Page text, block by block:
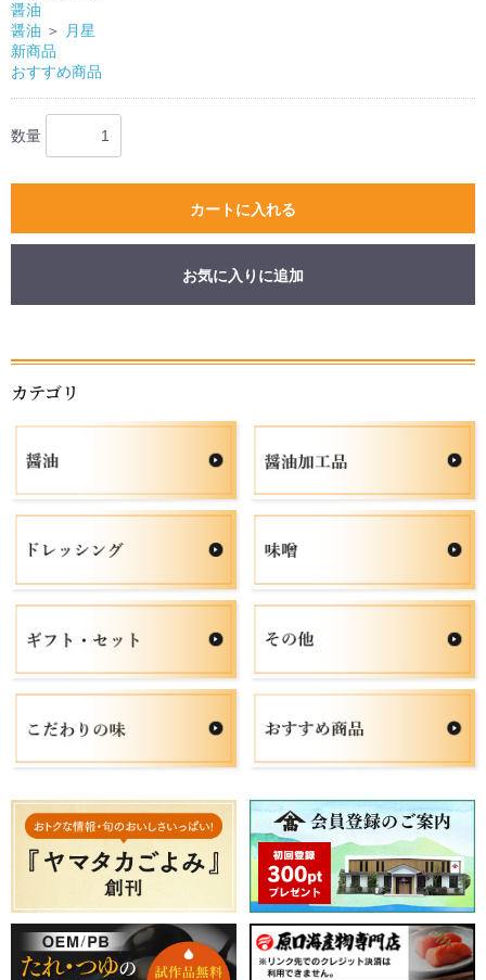
カテゴリ
醤油
醤油 ＞ 月星
新商品
おすすめ商品
数量
カートに入れる
お気に入りに追加